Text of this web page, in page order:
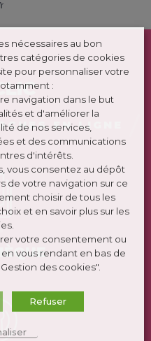
EN LIGNE
nécessaires au bon
catégories de cookies
pour personnaliser votre
:
navigation dans le but
et d'améliorer la
de nos services,
et des communications
d'intérêts.
vous consentez au dépôt
de votre navigation sur ce
choisir de tous les
et en savoir plus sur les
votre consentement ou
vous rendant en bas de
des cookies".
Refuser